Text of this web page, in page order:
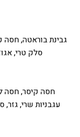
גבינת בוראטה, חסה
סלק טרי,
חסה קיסר, חסה
עגבניות שרי, גזר,